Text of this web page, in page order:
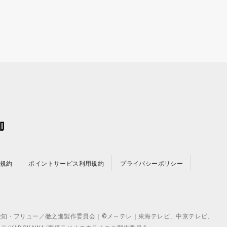
約 ポイントサービス利用規約 プライバシーポリシー
フリュー／徹之進製作委員会｜©メ～テレ｜東海テレビ、中京テレビ、